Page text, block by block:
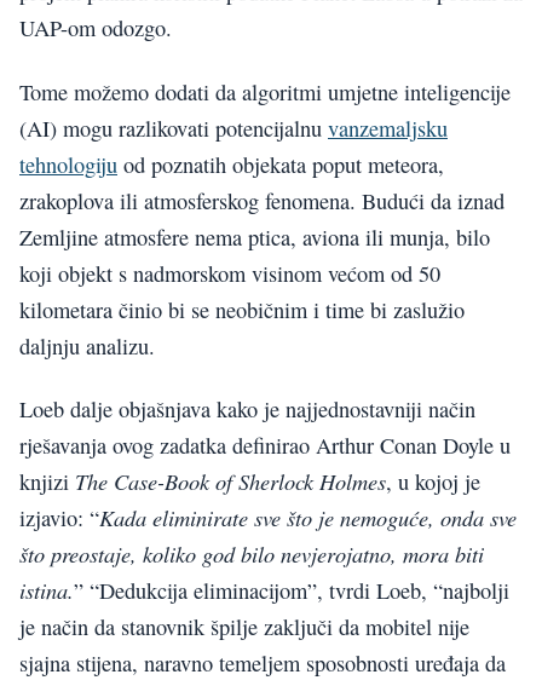
UAP-om odozgo.
Tome možemo dodati da algoritmi umjetne inteligencije
(AI) mogu razlikovati potencijalnu vanzemaljsku
tehnologiju od poznatih objekata poput meteora,
zrakoplova ili atmosferskog fenomena. Budući da iznad
Zemljine atmosfere nema ptica, aviona ili munja, bilo
koji objekt s nadmorskom visinom većom od 50
kilometara činio bi se neobičnim i time bi zaslužio
daljnju analizu.
Loeb dalje objašnjava kako je najjednostavniji način
rješavanja ovog zadatka definirao Arthur Conan Doyle u
knjizi The Case-Book of Sherlock Holmes, u kojoj je
izjavio: “Kada eliminirate sve što je nemoguće, onda sve
što preostaje, koliko god bilo nevjerojatno, mora biti
istina.” “Dedukcija eliminacijom”, tvrdi Loeb, “najbolji
je način da stanovnik špilje zaključi da mobitel nije
sjajna stijena, naravno temeljem sposobnosti uređaja da